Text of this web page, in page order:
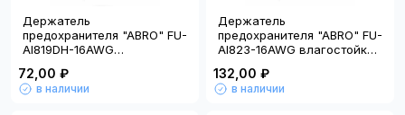
Держатель
предохранителя "ABRO" FU-
AI819DH-16AWG
отверстием под винт (16
AWG)
72,00 ₽
в наличии
Держатель
предохранителя "ABRO" FU-
AI823-16AWG влагостойкий
132,00 ₽
в наличии